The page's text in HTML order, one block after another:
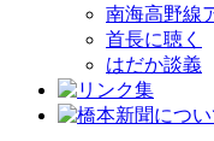
南海高野線
首長に聴く
はだか談義